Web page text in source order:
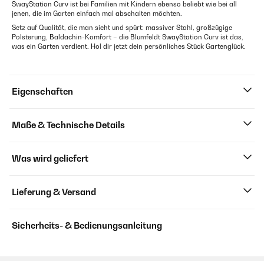
SwayStation Curv ist bei Familien mit Kindern ebenso beliebt wie bei all
jenen, die im Garten einfach mal abschalten möchten.
Setz auf Qualität, die man sieht und spürt: massiver Stahl, großzügige
Polsterung, Baldachin-Komfort – die Blumfeldt SwayStation Curv ist das,
was ein Garten verdient. Hol dir jetzt dein persönliches Stück Gartenglück.
Eigenschaften
Maße & Technische Details
Was wird geliefert
Lieferung & Versand
Sicherheits- & Bedienungsanleitung